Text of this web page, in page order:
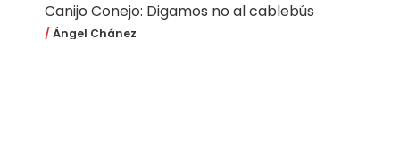
Canijo Conejo: Digamos no al cablebús
Ángel Chánez